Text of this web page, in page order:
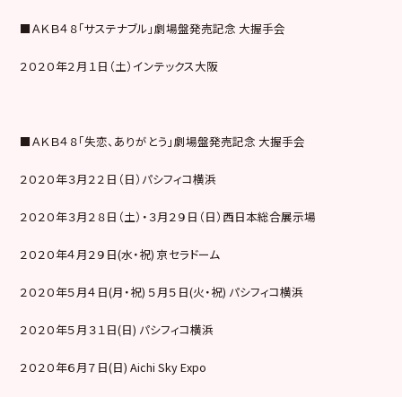
■ＡＫＢ４８「サステナブル」劇場盤発売記念 大握手会
２０２０年２月１日（土）インテックス大阪
■ＡＫＢ４８「失恋、ありがとう」劇場盤発売記念 大握手会
２０２０年３月２２日（日）パシフィコ横浜
２０２０年３月２８日（土）・３月２９日（日）西日本総合展示場
２０２０年４月２９日(水・祝) 京セラドーム
２０２０年５月４日(月・祝) ５月５日(火・祝) パシフィコ横浜
２０２０年５月３１日(日) パシフィコ横浜
２０２０年６月７日(日) Aichi Sky Expo